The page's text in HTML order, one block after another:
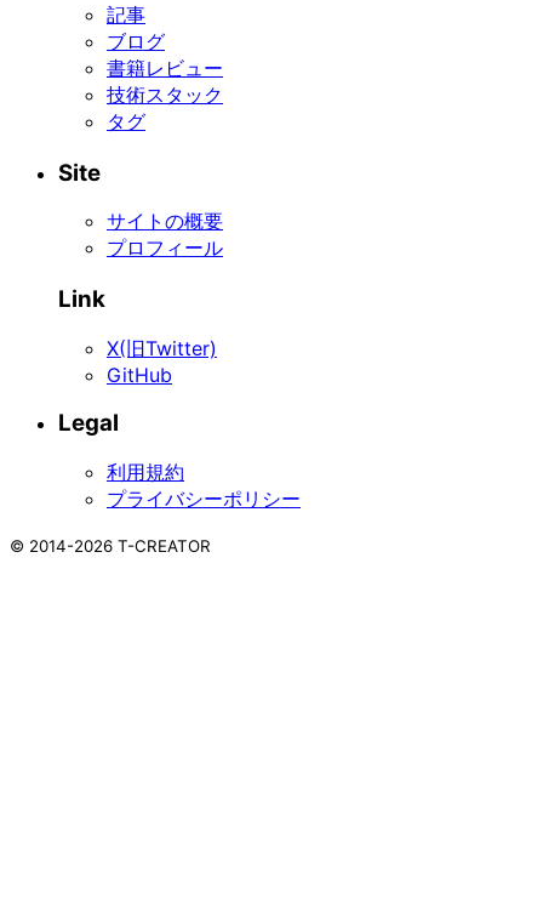
記事
ブログ
書籍レビュー
技術スタック
タグ
Site
サイトの概要
プロフィール
Link
X(旧Twitter)
GitHub
Legal
利用規約
プライバシーポリシー
© 2014-2026 T-CREATOR